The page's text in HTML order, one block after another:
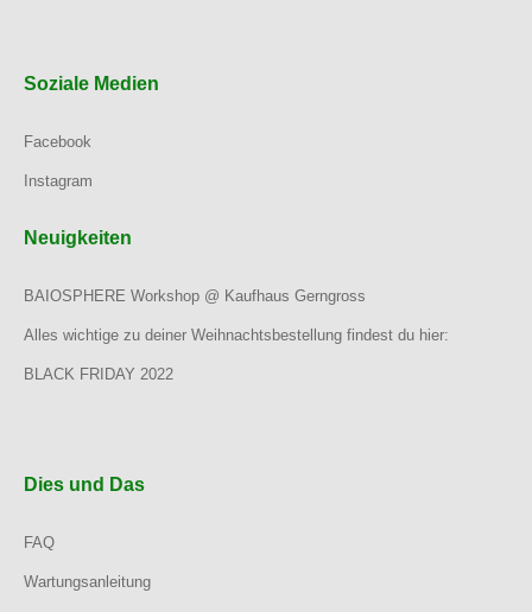
Soziale Medien
Facebook
Instagram
Neuigkeiten
BAIOSPHERE Workshop @ Kaufhaus Gerngross
Alles wichtige zu deiner Weihnachtsbestellung findest du hier:
BLACK FRIDAY 2022
Dies und Das
FAQ
Wartungsanleitung